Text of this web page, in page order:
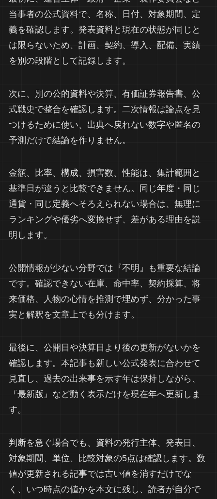
当事者の公式資料で、名称、日付、対象期間、定
義を確認します。発表資料と現在の状態が同じと
は限らないため、計画、契約、導入、配備、実績
を別の段階として記録します。
次に、別の公的資料や決算、有価証券報告書、公
式戦史で整合を確認します。二次情報は論点を見
つけるために使い、出典へ戻れない数字や匿名の
予測だけで結論を作りません。
金額、比率、構成、損害数、性能は、集計範囲と
基準日が違うと比較できません。同じ年度・同じ
通貨・同じ定義へそろえられない場合は、無理に
ランキングや優劣へ変換せず、差がある理由を説
明します。
公開情報が少ない分野では『不明』も重要な結論
です。確認できない在庫、命中率、契約採算、将
来価格、人物の心情を推測で埋めず、分かった事
実と解釈を文章上でも分けます。
最後に、公開日や決算日より後の更新がないかを
確認します。本記事も新しい公式発表に合わせて
見直し、過去の出来事を示す年は保持しながら、
『最新版』など動く表示だけを現在年へ更新しま
す。
判断を急ぐ場合でも、資料の発行主体、発表日、
対象期間、単位、比較対象の5点は確認します。数
値が更新される記事では古い値を消すだけでな
く、いつ時点の値かを本文に残し、読者が自分で